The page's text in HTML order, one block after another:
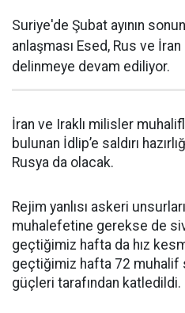
Suriye'de Şubat ayının
anlaşması Esed, Rus ve
delinmeye devam ediliyor.
İran ve Iraklı milisler
bulunan İdlip’e saldırı
Rusya da olacak.
Rejim yanlısı askeri
muhalefetine gerekse de
geçtiğimiz hafta da hız
geçtiğimiz hafta 72 muhalif
güçleri tarafından katledildi.